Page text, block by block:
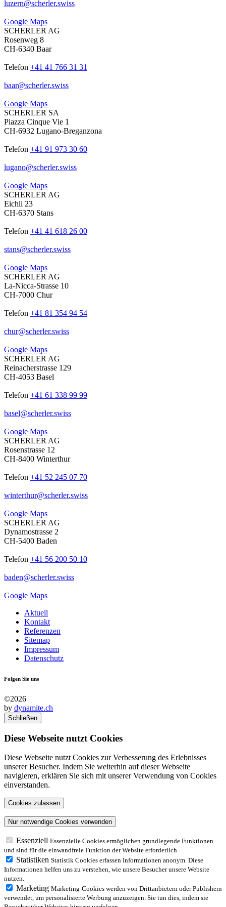
luzern@scherler.swiss
Google Maps
SCHERLER AG
Rosenweg 8
CH-6340 Baar
Telefon +41 41 766 31 31
baar@scherler.swiss
Google Maps
SCHERLER SA
Piazza Cinque Vie 1
CH-6932 Lugano-Breganzona
Telefon +41 91 973 30 60
lugano@scherler.swiss
Google Maps
SCHERLER AG
Eichli 23
CH-6370 Stans
Telefon +41 41 618 26 00
stans@scherler.swiss
Google Maps
SCHERLER AG
La-Nicca-Strasse 10
CH-7000 Chur
Telefon +41 81 354 94 54
chur@scherler.swiss
Google Maps
SCHERLER AG
Reinacherstrasse 129
CH-4053 Basel
Telefon +41 61 338 99 99
basel@scherler.swiss
Google Maps
SCHERLER AG
Rosenstrasse 12
CH-8400 Winterthur
Telefon +41 52 245 07 70
winterthur@scherler.swiss
Google Maps
SCHERLER AG
Dynamostrasse 2
CH-5400 Baden
Telefon +41 56 200 50 10
baden@scherler.swiss
Google Maps
Aktuell
Kontakt
Referenzen
Sitemap
Impressum
Datenschutz
Folgen Sie uns
©2026
by dynamite.ch
Schließen
Diese Webseite nutzt Cookies
Diese Webseite nutzt Cookies zur Verbesserung des Erlebnisses
unserer Besucher. Indem Sie weiterhin auf dieser Webseite
navigieren, erklären Sie sich mit unserer Verwendung von Cookies
einverstanden.
Essenziell Essenzielle Cookies ermöglichen grundlegende Funktionen
und sind für die einwandfreie Funktion der Website erforderlich.
Statistiken Statistik Cookies erfassen Informationen anonym. Diese
Informationen helfen uns zu verstehen, wie unsere Besucher unsere Website
nutzen.
Marketing Marketing-Cookies werden von Drittanbietern oder Publishern
verwendet, um personalisierte Werbung anzuzeigen. Sie tun dies, indem sie